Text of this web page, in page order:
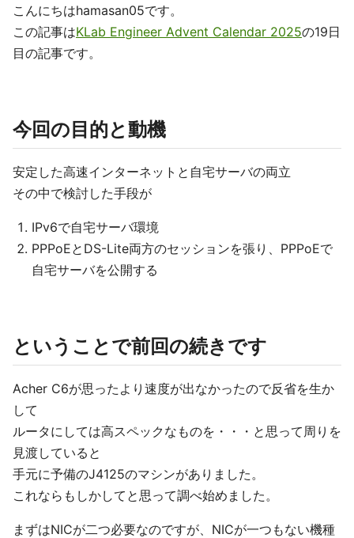
こんにちはhamasan05です。
この記事はKLab Engineer Advent Calendar 2025の19日
目の記事です。
今回の目的と動機
安定した高速インターネットと自宅サーバの両立
その中で検討した手段が
IPv6で自宅サーバ環境
PPPoEとDS-Lite両方のセッションを張り、PPPoEで
自宅サーバを公開する
ということで前回の続きです
Acher C6が思ったより速度が出なかったので反省を生か
して
ルータにしては高スペックなものを・・・と思って周りを
見渡していると
手元に予備のJ4125のマシンがありました。
これならもしかしてと思って調べ始めました。
まずはNICが二つ必要なのですが、NICが一つもない機種